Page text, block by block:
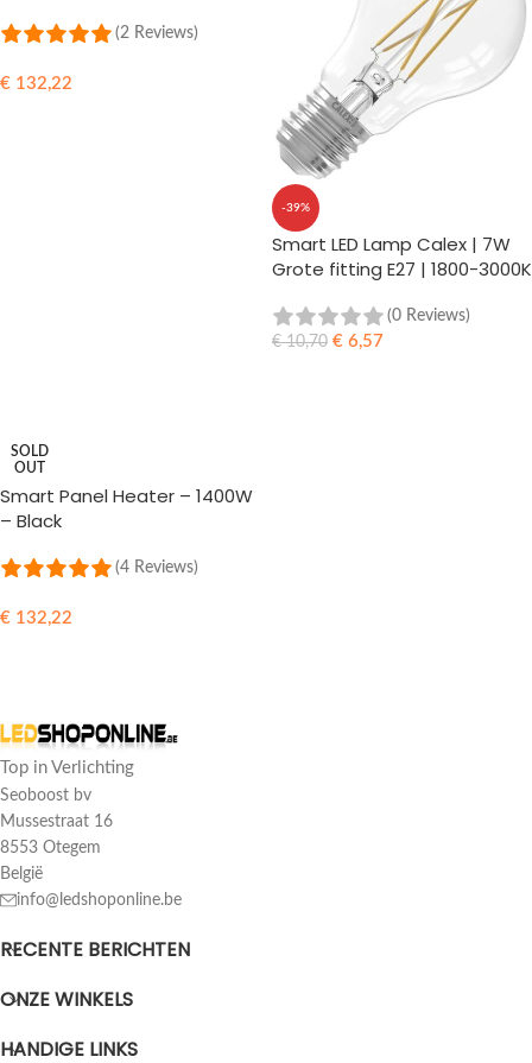
geschikt voor badkamer
(2 Reviews)
€ 132,22
-39%
Smart LED Lamp Calex | 7W
Grote fitting E27 | 1800-3000K
(0 Reviews)
€10,70 € 6,57
SOLD
OUT
Smart Panel Heater – 1400W
– Black
(4 Reviews)
€ 132,22
Top in Verlichting
Seoboost bv
Mussestraat 16
8553 Otegem
België
info@ledshoponline.be
RECENTE BERICHTEN
ONZE WINKELS
HANDIGE LINKS